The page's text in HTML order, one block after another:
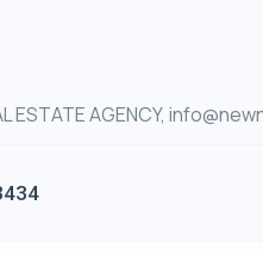
ESTATE AGENCY,